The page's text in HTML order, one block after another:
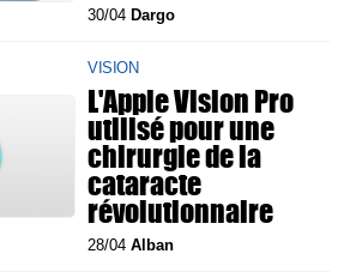
30/04 Dargo
VISION
L'Apple Vision Pro
utilisé pour une
chirurgie de la
cataracte
révolutionnaire
28/04Alban